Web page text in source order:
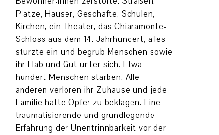
Plätze, Häuser, Geschäfte, Schulen,
Kirchen, ein Theater, das Chiaramonte-
Schloss aus dem 14. Jahrhundert, alles
stürzte ein und begrub Menschen sowie
ihr Hab und Gut unter sich. Etwa
hundert Menschen starben. Alle
anderen verloren ihr Zuhause und jede
Familie hatte Opfer zu beklagen. Eine
traumatisierende und grundlegende
Erfahrung der Unentrinnbarkeit vor der